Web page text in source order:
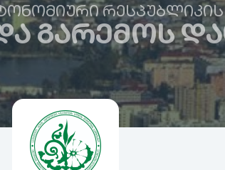
ᲠᲔᲡᲞᲣᲑᲚᲘᲙᲘᲡ
ᲒᲐᲠᲔᲛᲝᲡ